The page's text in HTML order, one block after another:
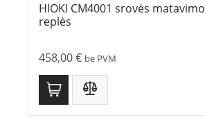
HIOKI CM4001 srovės matavimo
replės
458,00€ be PVM